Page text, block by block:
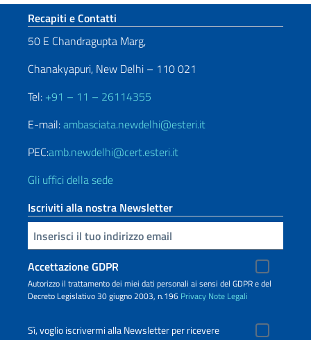
Sezione footer
Recapiti e Contatti
50 E Chandragupta Marg,
Chanakyapuri, New Delhi – 110 021
Tel: +91 – 11 – 26114355
E-mail:ambasciata.newdelhi@esteri.it
PEC:amb.newdelhi@cert.esteri.it
Gli uffici della sede
Iscriviti alla nostra Newsletter
Inserisci la tua email
Accettazione GDPR
Autorizzo il trattamento dei miei dati personali ai sensi del GDPR e del
Decreto Legislativo 30 giugno 2003, n.196 Privacy Note Legali
Sì, voglio iscrivermi alla Newsletter per ricevere